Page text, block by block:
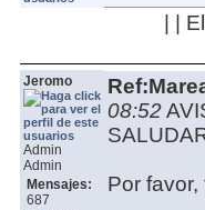
| |
Jeromo
Admin
Admin
Mensajes:
687
08:52
Por